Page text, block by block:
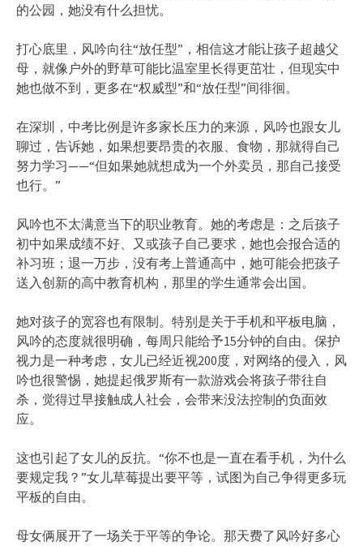
的公园，她没有什么担忧。
打心底里，风吟向往“放任型”，相信这才能让孩子超越父
母，就像户外的野草可能比温室里长得更茁壮，但现实中
她也做不到，更多在“权威型”和“放任型”间徘徊。
在深圳，中考比例是许多家长压力的来源，风吟也跟女儿
聊过，告诉她，如果想要昂贵的衣服、食物，那就得自己
努力学习——“但如果她就想成为一个外卖员，那自己接受
也行。”
风吟也不太满意当下的职业教育。她的考虑是：之后孩子
初中如果成绩不好、又或孩子自己要求，她也会报合适的
补习班；退一万步，没有考上普通高中，她可能会把孩子
送入创新的高中教育机构，那里的学生通常会出国。
她对孩子的宽容也有限制。特别是关于手机和平板电脑，
风吟的态度就很明确，每周只能给予15分钟的自由。保护
视力是一种考虑，女儿已经近视200度，对网络的侵入，风
吟也很警惕，她提起俄罗斯有一款游戏会将孩子带往自
杀，觉得过早接触成人社会，会带来没法控制的负面效
应。
这也引起了女儿的反抗。“你不也是一直在看手机，为什么
要规定我？”女儿草莓提出要平等，试图为自己争得更多玩
平板的自由。
母女俩展开了一场关于平等的争论。那天费了风吟好多心